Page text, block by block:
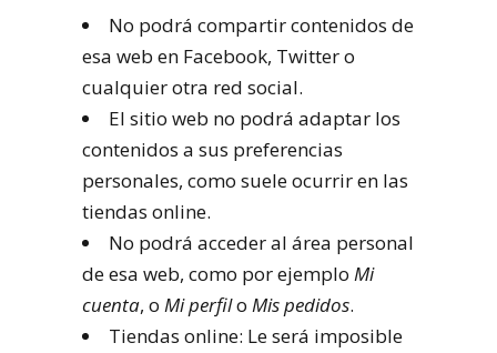
No podrá compartir contenidos de
esa web en Facebook, Twitter o
cualquier otra red social.
El sitio web no podrá adaptar los
contenidos a sus preferencias
personales, como suele ocurrir en las
tiendas online.
No podrá acceder al área personal
de esa web, como por ejemplo Mi
cuenta, o Mi perfilo Mis pedidos.
Tiendas online: Le será imposible